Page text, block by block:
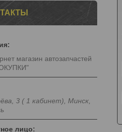
магазин автозапчастей
3 ( 1 кабинет), Минск,